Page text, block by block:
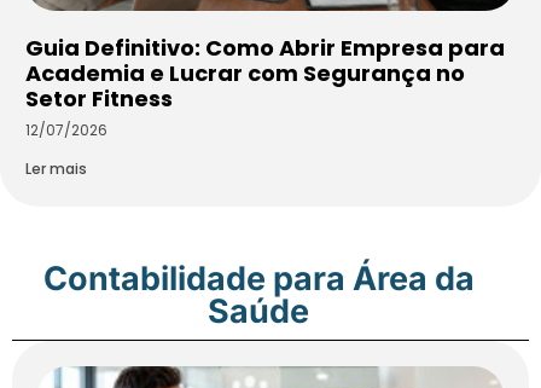
Guia Definitivo: Como Abrir Empresa para
Academia e Lucrar com Segurança no
Setor Fitness
12/07/2026
Ler mais
Contabilidade para Área da
Saúde